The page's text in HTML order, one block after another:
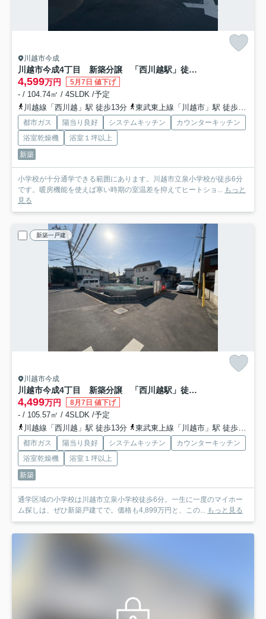
川越市今成
川越市今成4丁目 新築分譲 「西川越駅」徒歩13分 敷地43坪 【泉小学区】
4,599万円 5月7日 値下げ
- / 104.74㎡ / 4SLDK /予定
川越線「西川越」駅 徒歩13分
東武東上線「川越市」駅 徒歩15分
都市ガス 陽当り良好 システムキッチン
カウンターキッチン
浴室乾燥機
浴室１坪以上
新築
小学校が十分通学できる範囲にあります。川越市立泉小学校が徒歩6分
です。暖房機能を使えば寒い時期の室温差を抑えてヒートショ... もっと
見る
新築一戸建
川越市今成
川越市今成4丁目 新築分譲 「西川越駅」徒歩13分 敷地40坪 【泉小学区】
4,499万円 8月7日 値下げ
- / 105.57㎡ / 4SLDK /予定
川越線「西川越」駅 徒歩13分
東武東上線「川越市」駅 徒歩15分
都市ガス 陽当り良好 システムキッチン
カウンターキッチン
浴室乾燥機
浴室１坪以上
新築
通学区域の小学校は川越市立泉小学校徒歩6分。一生に一度のマイホー
ム探しは、ぜひ新築戸建てで。価格も4,899万円と、この... もっと見る